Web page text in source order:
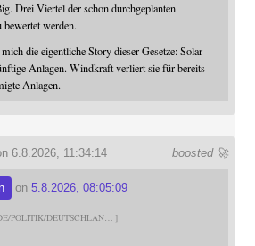
Drei Viertel der schon durchgeplanten
werden.
die eigentliche Story dieser Gesetze: Solar
Anlagen. Windkraft verliert sie für bereits
Anlagen.
boosted 🚀
6.8.2026, 11:34:14
on 5.8.2026, 08:05:09
POLITIK/DEUTSCHLAN